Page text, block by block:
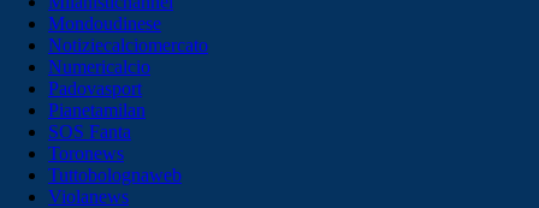
Mondoudinese
Notiziecalciomercato
Numericalcio
Padovasport
Pianetamilan
SOS Fanta
Toronews
Tuttobolognaweb
Violanews